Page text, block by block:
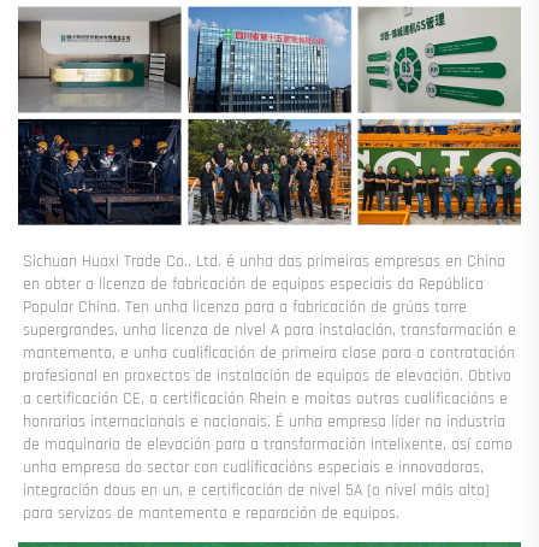
Sichuan Huaxi Trade Co., Ltd. é unha das primeiras empresas en China
en obter a licenza de fabricación de equipos especiais da República
Popular China. Ten unha licenza para a fabricación de grúas torre
supergrandes, unha licenza de nivel A para instalación, transformación e
mantemento, e unha cualificación de primeira clase para a contratación
profesional en proxectos de instalación de equipos de elevación. Obtivo
a certificación CE, a certificación Rhein e moitas outras cualificacións e
honrarias internacionais e nacionais. É unha empresa líder na industria
de maquinaria de elevación para a transformación intelixente, así como
unha empresa do sector con cualificacións especiais e innovadoras,
integración dous en un, e certificación de nivel 5A (o nivel máis alto)
para servizos de mantemento e reparación de equipos.